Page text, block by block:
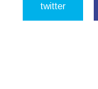
twitter